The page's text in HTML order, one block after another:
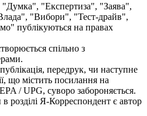
"Експертиза", "Заява",
"Вибори", "Тест-драйв",
публікуються на правах
спільно з
передрук, чи наступне
що містить посилання на
/ UPG, суворо забороняється.
розділі Я-Корреспондент є автор